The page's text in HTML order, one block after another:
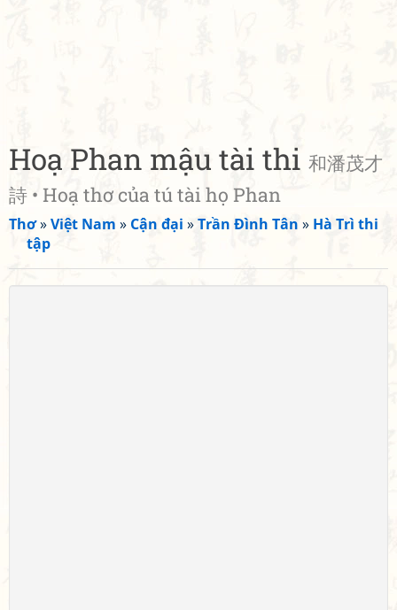
Hoạ Phan mậu tài thi 和潘茂才
詩 • Hoạ thơ của tú tài họ Phan
Thơ»Việt Nam » Cận đại »Trần Đình Tân » Hà Trì thi
tập